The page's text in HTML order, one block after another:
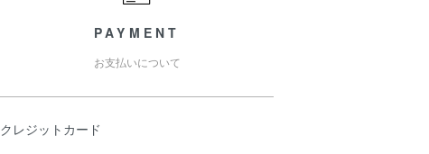
PAYMENT
お支払いについて
クレジットカード